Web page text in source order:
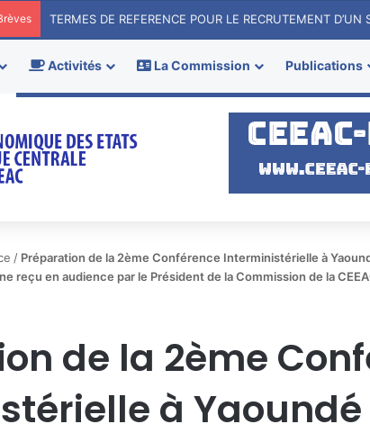
Activités La Commission Publications
/ Préparation de la 2ème Conférence Interministérielle à
reçu en audience par le Président de la Commission de la
de la 2ème
à Yaoundé